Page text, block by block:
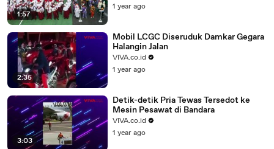
1:57
1 year ago
2:35
Mobil LCGC Diseruduk Damkar Gegara
Halangin Jalan
VIVA.co.id
1 year ago
3:03
Detik-detik Pria Tewas Tersedot ke
Mesin Pesawat di Bandara
VIVA.co.id
1 year ago